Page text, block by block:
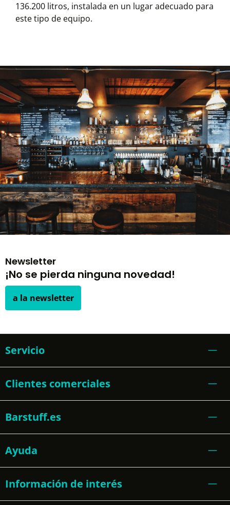
136.200 litros, instalada en un lugar adecuado para
este tipo de equipo.
Newsletter
¡No se pierda ninguna novedad!
a la newsletter
Servicio
Clientes comerciales
Barstuff.es
Ayuda
Información de interés